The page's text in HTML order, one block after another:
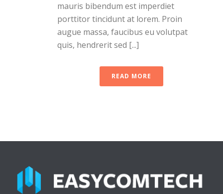
mauris bibendum est imperdiet
porttitor tincidunt at lorem. Proin
augue massa, faucibus eu volutpat
quis, hendrerit sed [...]
READ MORE